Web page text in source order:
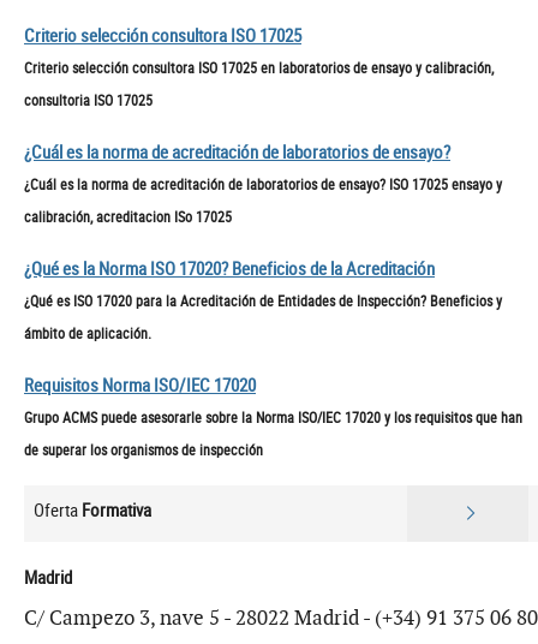
Criterio selección consultora ISO 17025
Criterio selección consultora ISO 17025 en laboratorios de ensayo y calibración,
consultoria ISO 17025
¿Cuál es la norma de acreditación de laboratorios de ensayo?
¿Cuál es la norma de acreditación de laboratorios de ensayo? ISO 17025 ensayo y
calibración, acreditacion ISo 17025
¿Qué es la Norma ISO 17020? Beneficios de la Acreditación
¿Qué es ISO 17020 para la Acreditación de Entidades de Inspección? Beneficios y
ámbito de aplicación.
Requisitos Norma ISO/IEC 17020
Grupo ACMS puede asesorarle sobre la Norma ISO/IEC 17020 y los requisitos que han
de superar los organismos de inspección
Oferta Formativa
Madrid
C/ Campezo 3, nave 5 - 28022 Madrid - (+34) 91 375 06 80